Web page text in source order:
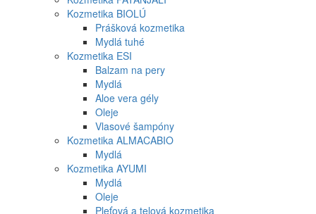
Kozmetika BIOLÚ
Prášková kozmetika
Mydlá tuhé
Kozmetika ESI
Balzam na pery
Mydlá
Aloe vera gély
Oleje
Vlasové šampóny
Kozmetika ALMACABIO
Mydlá
Kozmetika AYUMI
Mydlá
Oleje
Pleťová a telová kozmetika